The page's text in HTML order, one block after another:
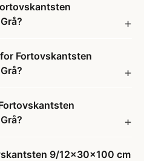
Fortovskantsten
9/12x30x100 cm